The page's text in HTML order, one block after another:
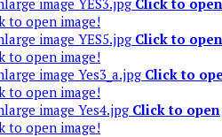
Click to open
to open image!
Click to open
to open image!
Click to
to open image!
Click to open
to open image!